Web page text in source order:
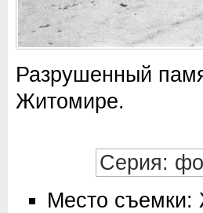
Разрушенный
Житомире.
Серия:
Место